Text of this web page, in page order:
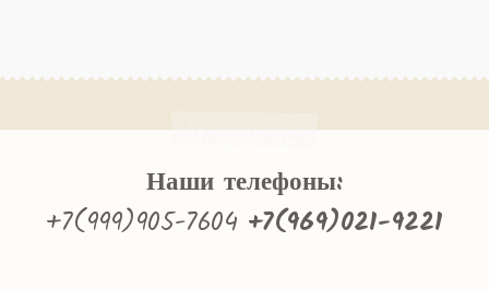
Наши телефоны:
+7(999)905-7604 +7(969)021-9221